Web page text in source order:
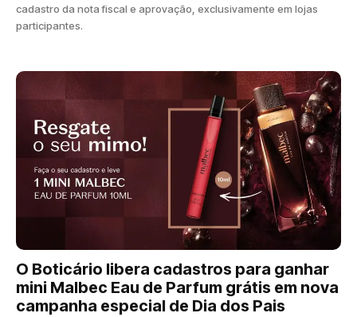
cadastro da nota fiscal e aprovação, exclusivamente em lojas
participantes.
O Boticário libera cadastros para ganhar
mini Malbec Eau de Parfum grátis em nova
campanha especial de Dia dos Pais